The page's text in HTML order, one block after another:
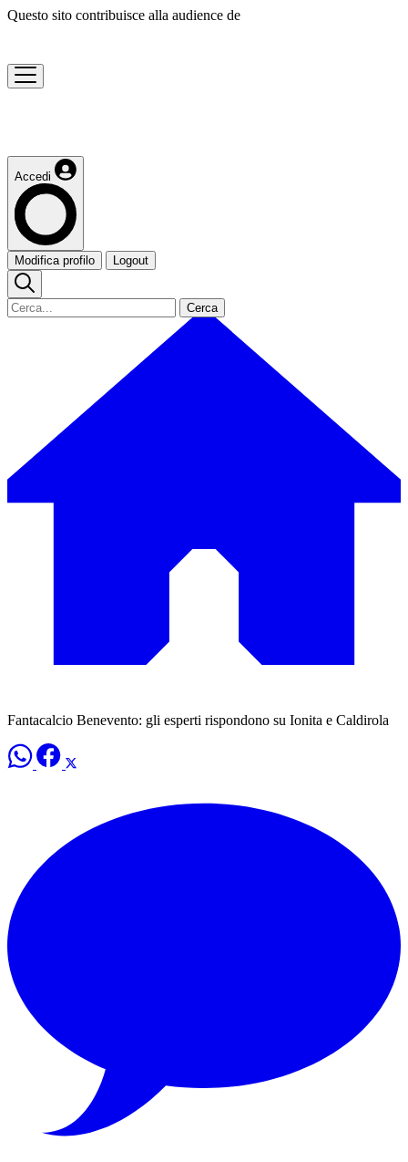
Questo sito contribuisce alla audience de
Accedi
Modifica profilo Logout
Cerca
Fantacalcio Benevento: gli esperti rispondono su Ionita e Caldirola